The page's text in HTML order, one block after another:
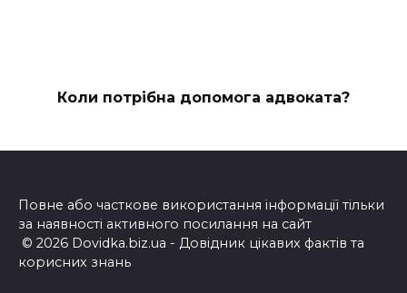
Коли потрібна допомога адвоката?
Повне або часткове використання інформації тільки
за наявності активного посилання на сайт
© 2026 Dovidka.biz.ua - Довідник цікавих фактів та
корисних знань